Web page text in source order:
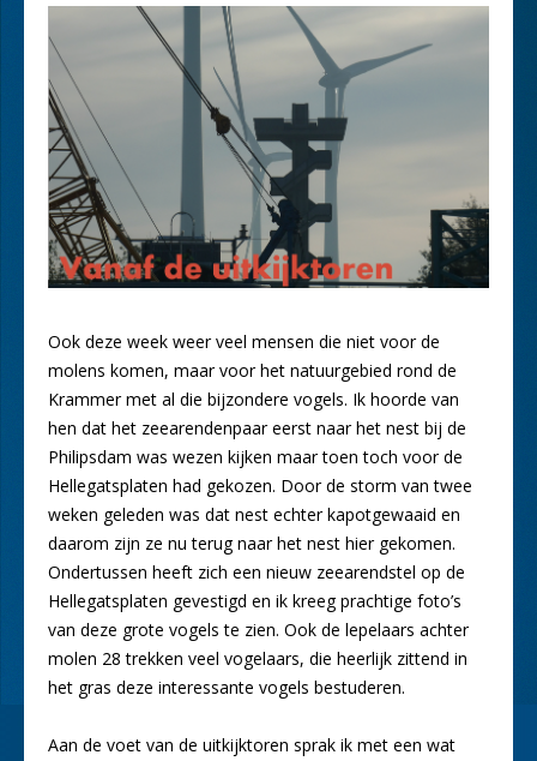
Ook deze week weer veel mensen die niet voor de
molens komen, maar voor het natuurgebied rond de
Krammer met al die bijzondere vogels. Ik hoorde van
hen dat het zeearendenpaar eerst naar het nest bij de
Philipsdam was wezen kijken maar toen toch voor de
Hellegatsplaten had gekozen. Door de storm van twee
weken geleden was dat nest echter kapotgewaaid en
daarom zijn ze nu terug naar het nest hier gekomen.
Ondertussen heeft zich een nieuw zeearendstel op de
Hellegatsplaten gevestigd en ik kreeg prachtige foto’s
van deze grote vogels te zien. Ook de lepelaars achter
molen 28 trekken veel vogelaars, die heerlijk zittend in
het gras deze interessante vogels bestuderen.
Aan de voet van de uitkijktoren sprak ik met een wat